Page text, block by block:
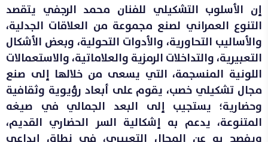
إن الأسلوب التشكيلي للفنان محمد الرجفي يتقصد
التنوع العمراني لصنع مجموعة من العلاقات الجدلية،
والأساليب التحاورية، والأدوات التحولية، وبعض الأشكال
التعبيرية، والتداخلات الرمزية والعلاماتية، والاستعمالات
اللونية المنسجمة، التي يسعى من خلالها إلى صنع
مجال تشكيلي خصب، يقوم على أبعاد رؤيوية وثقافية
وحضارية؛ يستجيب إلى البعد الجمالي في صيغه
المتنوعة، يدعم به إشكالية السر الحضاري القديم،